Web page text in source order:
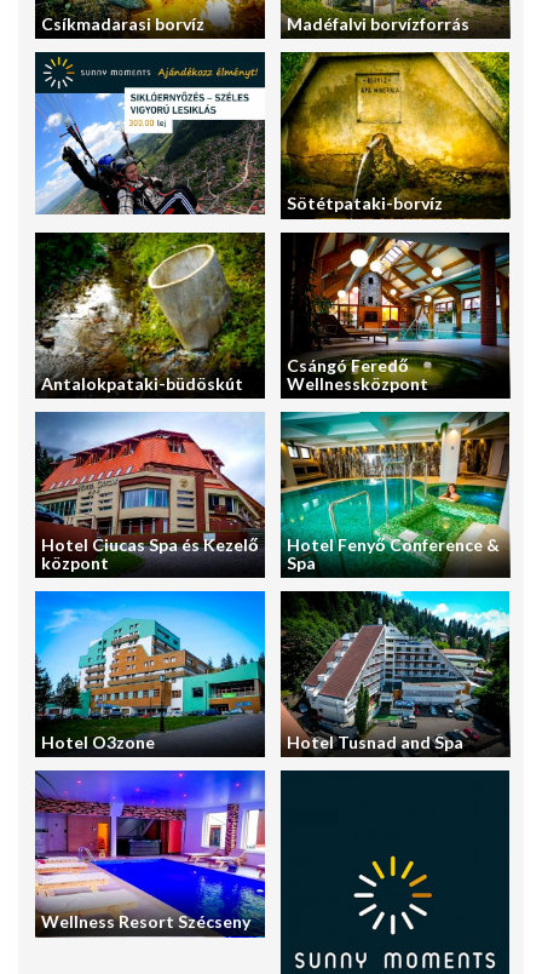
Csíkmadarasi borvíz Madéfalvi borvízforrás
Sötétpataki-borvíz
Antalokpataki-büdöskút
Csángó Feredő
Wellnessközpont
Hotel Ciucas Spa és Kezelő
központ
Hotel Fenyő Conference &
Spa
Hotel O3zone Hotel Tusnad and Spa
Wellness Resort Szécseny